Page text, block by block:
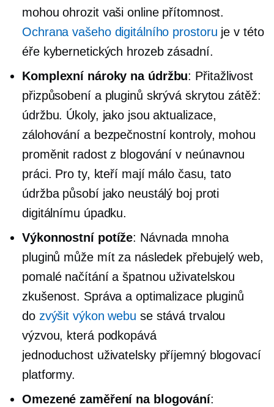
mohou ohrozit vaši online přítomnost.
Ochrana vašeho digitálního prostoru je v této
éře kybernetických hrozeb zásadní.
Komplexní nároky na údržbu: Přitažlivost
přizpůsobení a pluginů skrývá skrytou zátěž:
údržbu. Úkoly, jako jsou aktualizace,
zálohování a bezpečnostní kontroly, mohou
proměnit radost z blogování v neúnavnou
práci. Pro ty, kteří mají málo času, tato
údržba působí jako neustálý boj proti
digitálnímu úpadku.
Výkonnostní potíže: Návnada mnoha
pluginů může mít za následek přebujelý web,
pomalé načítání a špatnou uživatelskou
zkušenost. Správa a optimalizace pluginů
do zvýšit výkon webu se stává trvalou
výzvou, která podkopává
jednoduchost uživatelsky příjemnýblogovací
platformy.
Omezené zaměření na blogování: